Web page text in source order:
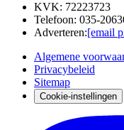
KVK: 72223723
Telefoon: 035-
Adverteren:[email
Algemene
Privacybeleid
Sitemap
Cookie-instellingen